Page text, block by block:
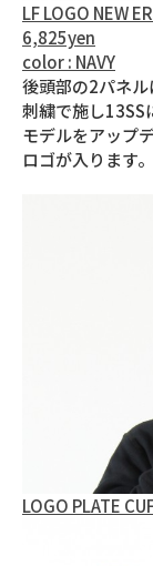
LF LOGO NEW
6,825yen
color : NAVY
後頭部の2パネ
刺繍で施し13SS
モデルをアップ
ロゴが入ります。
LOGO PLATE